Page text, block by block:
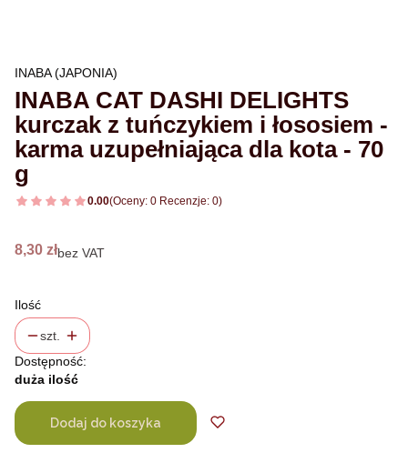
INABA (JAPONIA)
INABA CAT DASHI DELIGHTS
kurczak z tuńczykiem i łososiem -
karma uzupełniająca dla kota - 70
g
0.00(Oceny: 0 Recenzje: 0)
Cena
8,30 złbez VAT
Ilość
szt.
Dostępność:
duża ilość
Dodaj do koszyka